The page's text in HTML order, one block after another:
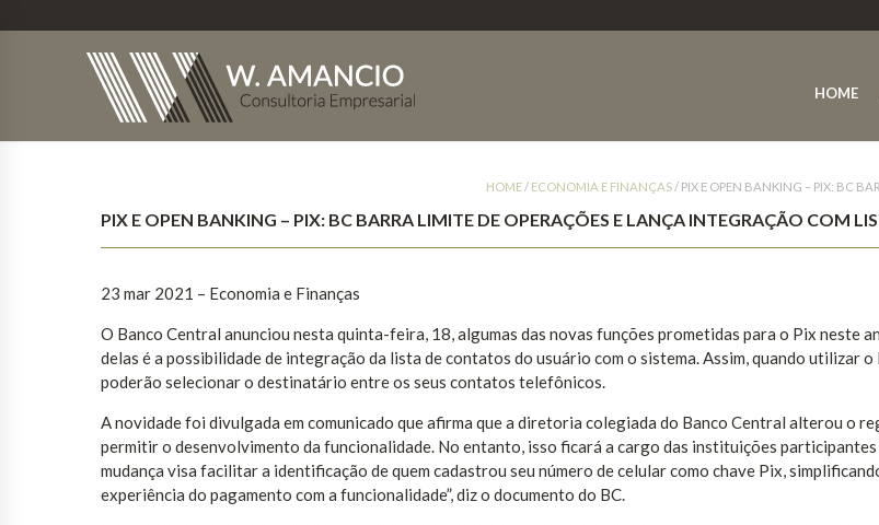
HOME
HOME/ ECONOMIA E FINANÇAS/ PIX E OPEN BANKING – PIX: BC
PIX E OPEN BANKING – PIX: BC BARRA LIMITE DE OPERAÇÕES E LANÇA INTEGRAÇÃO COM
23 mar 2021 – Economia e Finanças
O Banco Central anunciou nesta quinta-feira, 18, algumas das novas funções prometidas para o Pix neste
delas é a possibilidade de integração da lista de contatos do usuário com o sistema. Assim, quando utilizar o
poderão selecionar o destinatário entre os seus contatos telefônicos.
A novidade foi divulgada em comunicado que afirma que a diretoria colegiada do Banco Central alterou o
permitir o desenvolvimento da funcionalidade. No entanto, isso ficará a cargo das instituições participantes
mudança visa facilitar a identificação de quem cadastrou seu número de celular como chave Pix,
experiência do pagamento com a funcionalidade”, diz o documento do BC.